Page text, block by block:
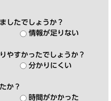
したでしょうか？
情報が足りない
やすかったでしょうか？
分かりにくい
か？
時間がかかった